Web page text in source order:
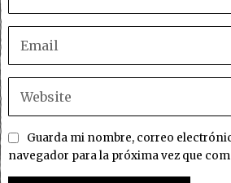
Guarda mi nombre, correo
navegador para la próxima vez que